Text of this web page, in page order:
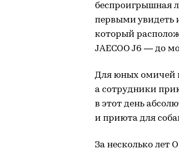
беспроигрышная
первыми увидеть
который
JAECOO J6 — до
Для юных омичей
а сотрудники
в этот день
и приюта для
За несколько лет